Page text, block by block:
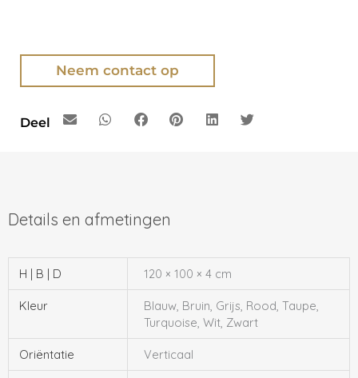
Neem contact op
Deel
H | B | D 120 × 100 × 4 cm
Kleur
Blauw, Bruin, Grijs, Rood, Taupe,
Turquoise, Wit, Zwart
Oriëntatie Verticaal